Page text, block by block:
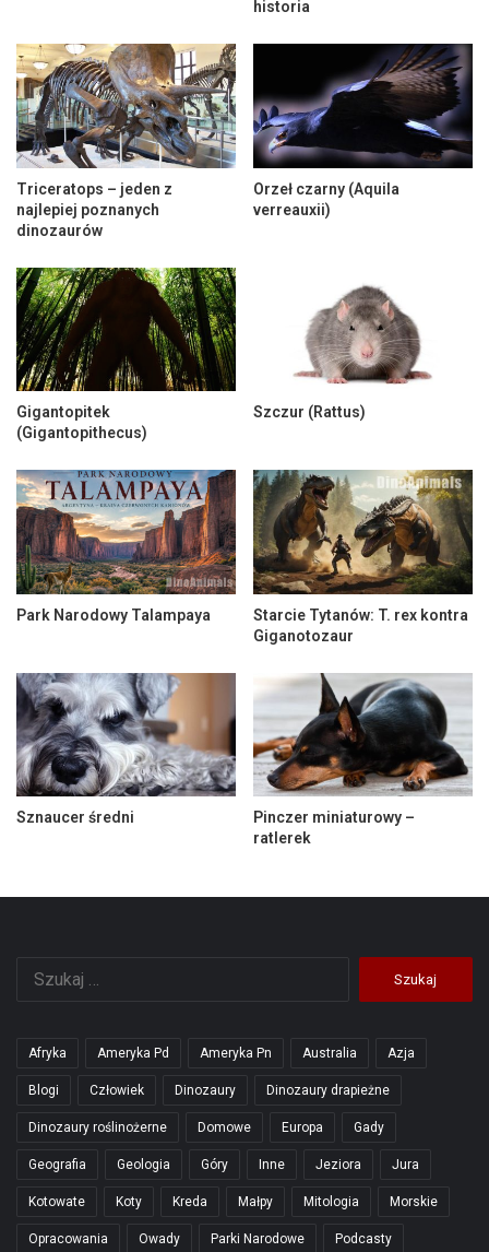
historia
Triceratops – jeden z
najlepiej poznanych
dinozaurów
Orzeł czarny (Aquila
verreauxii)
Gigantopitek
(Gigantopithecus)
Szczur (Rattus)
Park Narodowy Talampaya
Starcie Tytanów: T. rex kontra
Giganotozaur
Sznaucer średni
Pinczer miniaturowy –
ratlerek
Afryka Ameryka Pd Ameryka Pn Australia Azja
Blogi Człowiek Dinozaury Dinozaury drapieżne
Dinozaury roślinożerne Domowe Europa Gady
Geografia Geologia Góry Inne Jeziora Jura
Kotowate Koty Kreda Małpy Mitologia Morskie
Opracowania Owady Parki Narodowe Podcasty